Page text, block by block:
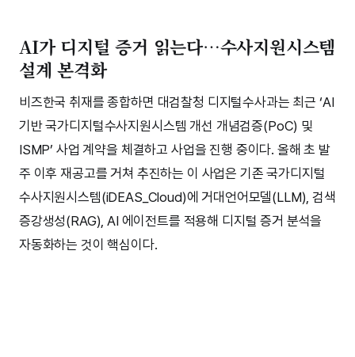
AI가 디지털 증거 읽는다…수사지원시스템
설계 본격화
비즈한국 취재를 종합하면 대검찰청 디지털수사과는 최근 ‘AI
기반 국가디지털수사지원시스템 개선 개념검증(PoC) 및
ISMP’ 사업 계약을 체결하고 사업을 진행 중이다. 올해 초 발
주 이후 재공고를 거쳐 추진하는 이 사업은 기존 국가디지털
수사지원시스템(iDEAS_Cloud)에 거대언어모델(LLM), 검색
증강생성(RAG), AI 에이전트를 적용해 디지털 증거 분석을
자동화하는 것이 핵심이다.